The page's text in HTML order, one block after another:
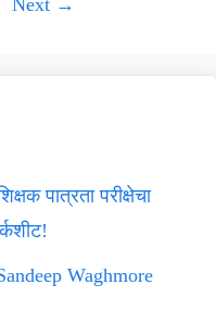
Next →
पात्रता परीक्षेचा
Waghmore